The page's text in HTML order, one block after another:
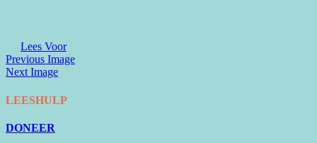
Lees Voor
Previous Image
Next Image
LEESHULP
DONEER